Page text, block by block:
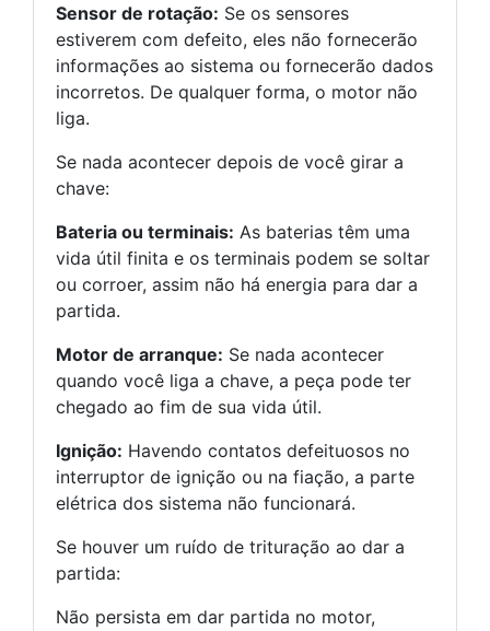
Sensor de rotação: Se os sensores
estiverem com defeito, eles não fornecerão
informações ao sistema ou fornecerão dados
incorretos. De qualquer forma, o motor não
liga.
Se nada acontecer depois de você girar a
chave:
Bateria ou terminais: As baterias têm uma
vida útil finita e os terminais podem se soltar
ou corroer, assim não há energia para dar a
partida.
Motor de arranque: Se nada acontecer
quando você liga a chave, a peça pode ter
chegado ao fim de sua vida útil.
Ignição: Havendo contatos defeituosos no
interruptor de ignição ou na fiação, a parte
elétrica dos sistema não funcionará.
Se houver um ruído de trituração ao dar a
partida:
Não persista em dar partida no motor,